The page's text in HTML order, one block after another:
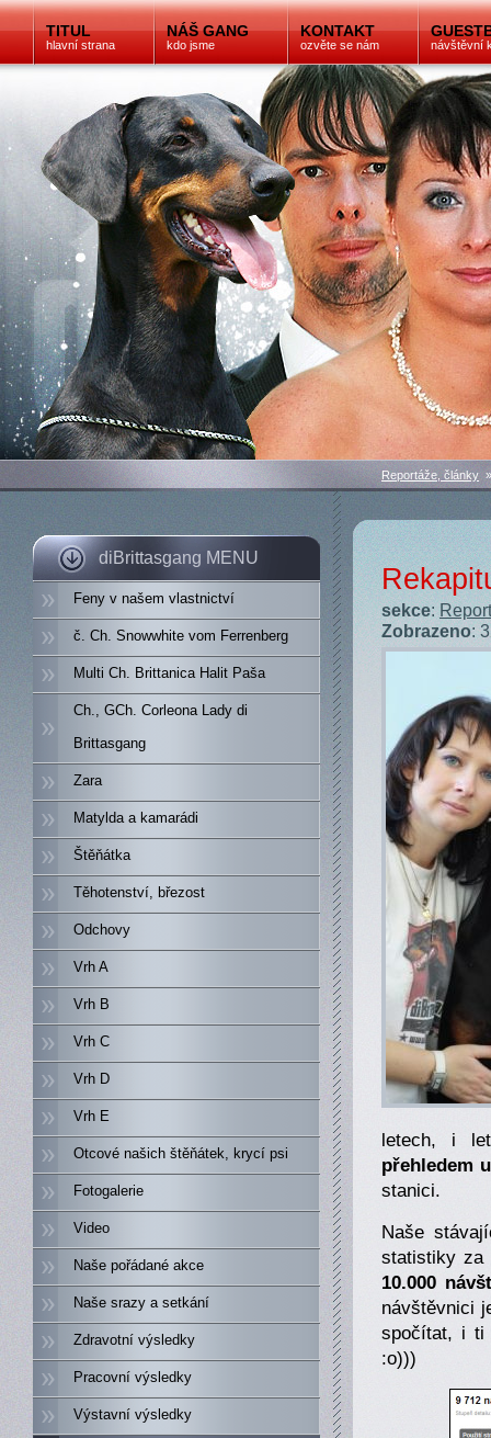
TITUL
hlavní strana
NÁŠ GANG
kdo jsme
KONTAKT
ozvěte se nám návštěvní
diBrittasgang MENU
Feny v našem vlastnictví
č. Ch. Snowwhite vom Ferrenberg
Multi Ch. Brittanica Halit Paša
Ch., GCh. Corleona Lady di
Brittasgang
Zara
Matylda a kamarádi
Štěňátka
Těhotenství, březost
Odchovy
Vrh A
Vrh B
Vrh C
Vrh D
Vrh E
Otcové našich štěňátek, krycí psi
Fotogalerie
Video
Naše pořádané akce
Naše srazy a setkání
Zdravotní výsledky
Pracovní výsledky
Výstavní výsledky
Reportáže, články
sekce:
Zobrazeno:
letech, i
přehledem
stanici.
Naše
statistiky za
10.000
návštěvnici
spočítat, i ti
:o)))